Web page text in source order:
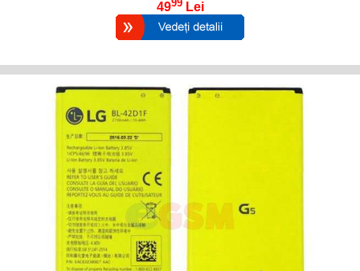
4999 Lei